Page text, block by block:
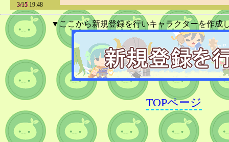
レイ
3/15 19:48
▼ここから新規登録を行いキャラクターを作成
TOPページ